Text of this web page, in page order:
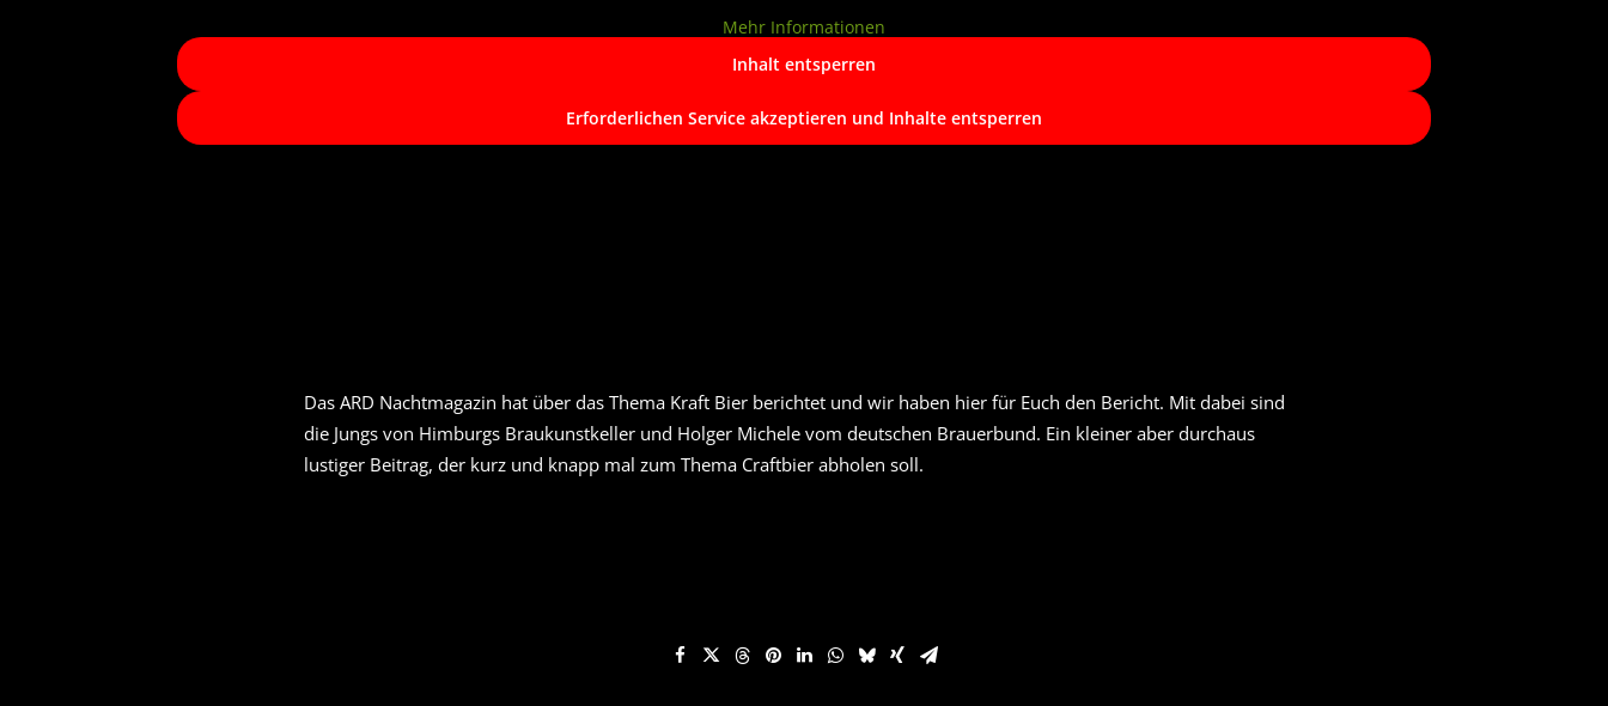
Mehr Informationen
Inhalt entsperren
Erforderlichen Service akzeptieren und Inhalte entsperren
Das ARD Nachtmagazin hat über das Thema Kraft Bier berichtet und wir haben hier für Euch den Bericht. Mit dabei sind
die Jungs von Himburgs Braukunstkeller und Holger Michele vom deutschen Brauerbund. Ein kleiner aber durchaus
lustiger Beitrag, der kurz und knapp mal zum Thema Craftbier abholen soll.